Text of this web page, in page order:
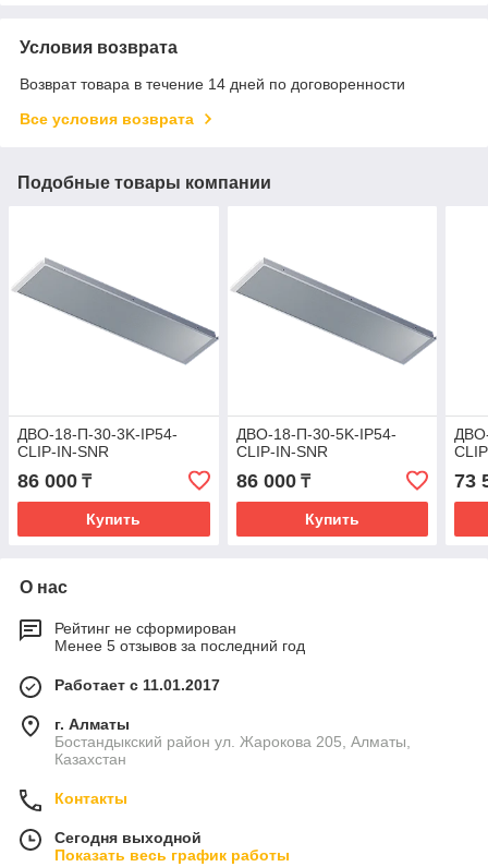
Условия возврата
Возврат товара в течение 14 дней по договоренности
Все условия возврата
Подобные товары компании
ДВО-18-П-30-3K-IP54-
CLIP-IN-SNR
86 000 ₸
Купить
ДВО-18-П-30-5K-IP54-
CLIP-IN-SNR
86 000₸
Купить
73
О нас
Рейтинг не сформирован
Менее 5 отзывов за последний год
Работает с 11.01.2017
г. Алматы
Бостандыкский район ул. Жарокова 205, Алматы,
Казахстан
Контакты
Сегодня выходной
Показать весь график работы